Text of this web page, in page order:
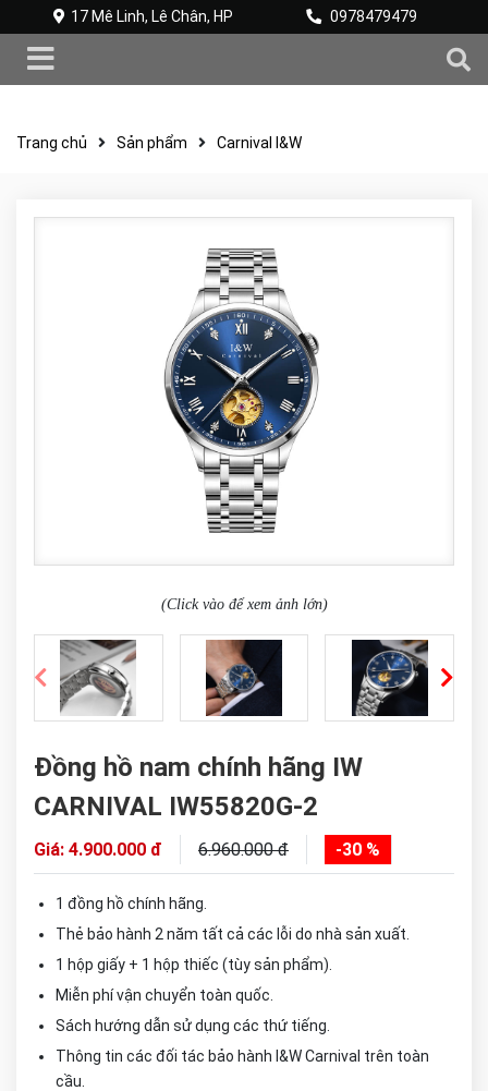
17 Mê Linh, Lê Chân, HP 0978479479
Trang chủ Sản phẩm Carnival I&W
(Click vào để xem ảnh lớn)
Đồng hồ nam chính hãng IW
CARNIVAL IW55820G-2
Giá: 4.900.000 đ 6.960.000 đ -30 %
1 đồng hồ chính hãng.
Thẻ bảo hành 2 năm tất cả các lỗi do nhà sản xuất.
1 hộp giấy + 1 hộp thiếc (tùy sản phẩm).
Miễn phí vận chuyển toàn quốc.
Sách hướng dẫn sử dụng các thứ tiếng.
Thông tin các đối tác bảo hành I&W Carnival trên toàn
cầu.